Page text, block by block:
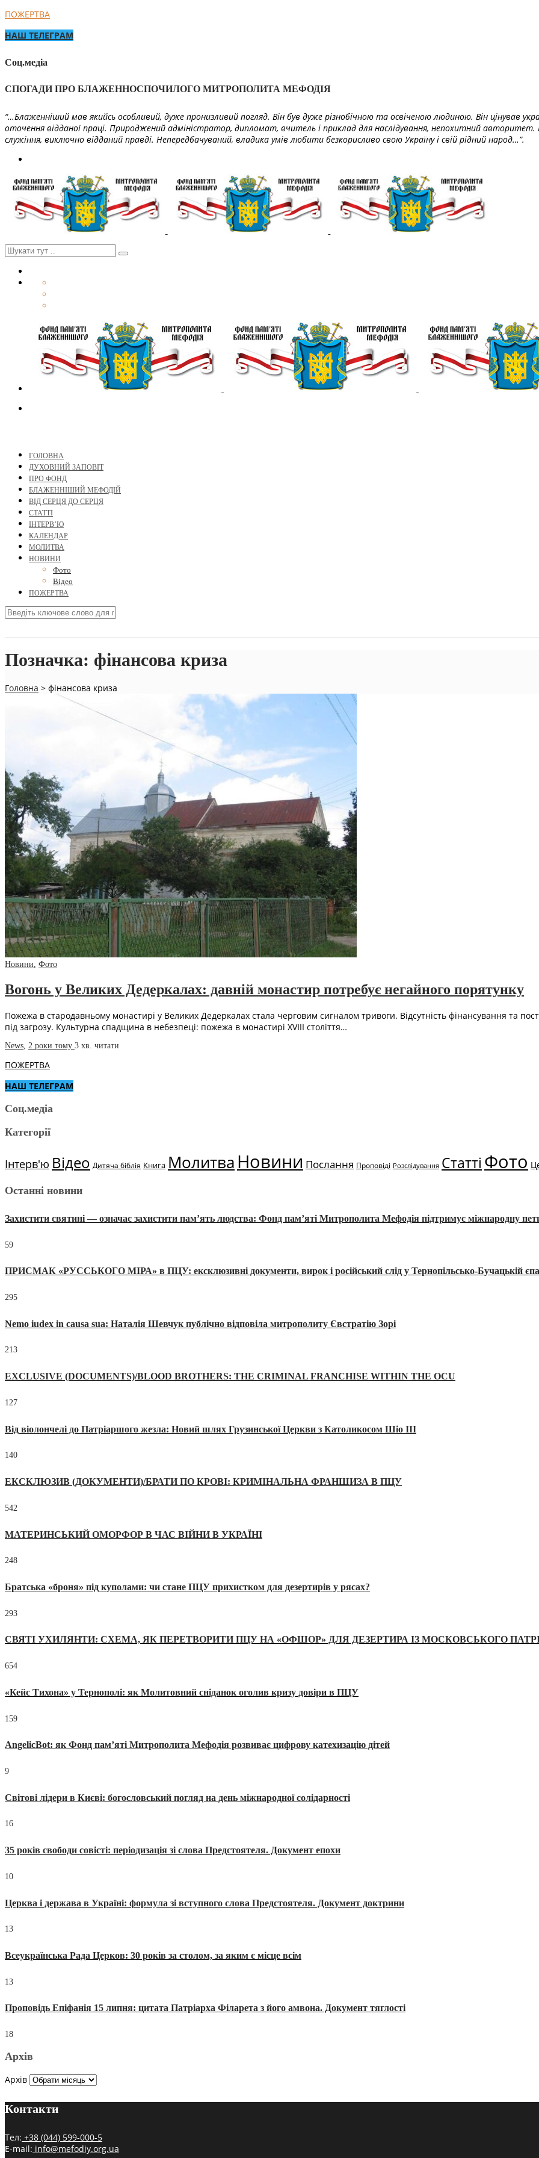
ПОЖЕРТВА
НАШ ТЕЛЕГРАМ
Соц.медіа
СПОГАДИ ПРО БЛАЖЕННОСПОЧИЛОГО МИТРОПОЛИТА МЕФОДІЯ
“…Блаженніший мав якийсь особливий, дуже пронизливий погляд. Він був дуже різнобічною та освіченою людиною. Він цінував
оточення відданої праці. Природжений адміністратор, дипломат, вчитель і приклад для наслідування, непохитний
служіння, виключно відданий правді. Непередбачуваний, владика умів любити безкорисливо свою Україну і свій рідний народ…”.
ГОЛОВНА
ДУХОВНИЙ ЗАПОВІТ
ПРО ФОНД
БЛАЖЕННІШИЙ МЕФОДІЙ
ВІД СЕРЦЯ ДО СЕРЦЯ
СТАТТІ
ІНТЕРВ’Ю
КАЛЕНДАР
МОЛИТВА
НОВИНИ
Фото
Відео
ПОЖЕРТВА
Позначка: фінансова криза
Головна > фінансова криза
Новини, Фото
Вогонь у Великих Дедеркалах: давній монастир потребує негайного порятунку
Пожежа в стародавньому монастирі у Великих Дедеркалах стала черговим сигналом тривоги. Відсутність фінансування та
під загрозу. Культурна спадщина в небезпеці: пожежа в монастирі XVIII століття…
News, 2 роки тому 3 хв. читати
ПОЖЕРТВА
НАШ ТЕЛЕГРАМ
Соц.медіа
Категорії
Інтерв'ю Відео Дитяча біблія Книга МолитваНовини Послання Проповіді Розслідування Статті Фото
Останні новини
Захистити святині — означає захистити пам’ять людства: Фонд пам’яті Митрополита Мефодія підтримує міжнародну
59
ПРИСМАК «РУССЬКОГО МІРА» в ПЦУ: ексклюзивні документи, вирок і російський слід у Тернопільсько-Бучацькій
295
Nemo iudex in causa sua: Наталія Шевчук публічно відповіла митрополиту Євстратію Зорі
213
EXCLUSIVE (DOCUMENTS)/BLOOD BROTHERS: THE CRIMINAL FRANCHISE WITHIN THE OCU
127
Від віолончелі до Патріаршого жезла: Новий шлях Грузинської Церкви з Католикосом Шіо III
140
ЕКСКЛЮЗИВ (ДОКУМЕНТИ)/БРАТИ ПО КРОВІ: КРИМІНАЛЬНА ФРАНШИЗА В ПЦУ
542
МАТЕРИНСЬКИЙ ОМОРФОР В ЧАС ВІЙНИ В УКРАЇНІ
248
Братська «броня» під куполами: чи стане ПЦУ прихистком для дезертирів у рясах?
293
СВЯТІ УХИЛЯНТИ: СХЕМА, ЯК ПЕРЕТВОРИТИ ПЦУ НА «ОФШОР» ДЛЯ ДЕЗЕРТИРА ІЗ МОСКОВСЬКОГО
654
«Кейс Тихона» у Тернополі: як Молитовний сніданок оголив кризу довіри в ПЦУ
159
AngelicBot: як Фонд пам’яті Митрополита Мефодія розвиває цифрову катехизацію дітей
9
Світові лідери в Києві: богословський погляд на день міжнародної солідарності
16
35 років свободи совісті: періодизація зі слова Предстоятеля. Документ епохи
10
Церква і держава в Україні: формула зі вступного слова Предстоятеля. Документ доктрини
13
Всеукраїнська Рада Церков: 30 років за столом, за яким є місце всім
13
Проповідь Епіфанія 15 липня: цитата Патріарха Філарета з його амвона. Документ тяглості
18
Архів
Архів
Контакти
Тел: +38 (044) 599-000-5
E-mail: info@mefodiy.org.ua